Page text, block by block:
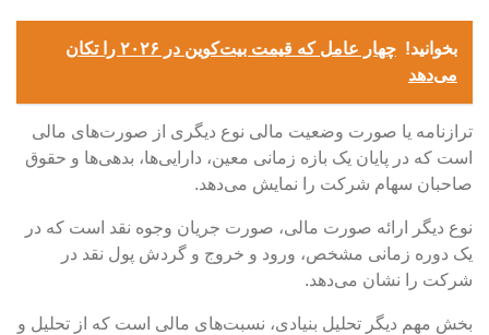
بخوانید!
چهار عامل که قیمت بیت‌کوین در ۲۰۲۶ را تکان
می‌دهد
ترازنامه یا صورت وضعیت مالی نوع دیگری از صورت‌های مالی
است که در پایان یک بازه زمانی معین، دارایی‌ها، بدهی‌ها و حقوق
صاحبان سهام شرکت را نمایش می‌دهد.
نوع دیگر ارائه صورت مالی، صورت جریان وجوه نقد است که در
یک دوره زمانی مشخص، ورود و خروج و گردش پول نقد در
شرکت را نشان می‌دهد.
بخش مهم دیگر تحلیل بنیادی، نسبت‌های مالی است که از تحلیل و